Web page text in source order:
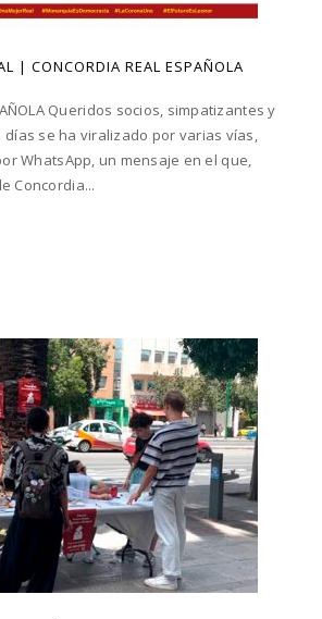
| CONCORDIA REAL ESPAÑOLA
Queridos socios, simpatizantes y
días se ha viralizado por varias vías,
WhatsApp, un mensaje en el que,
Concordia...